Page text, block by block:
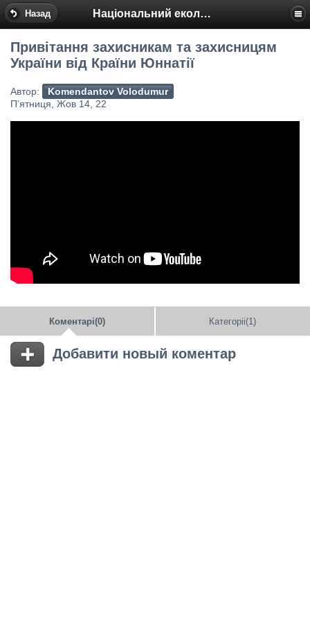
Назад Національний еколого-натуралістичний центр
Привітання захисникам та захисницям
України від Країни Юннатії
Автор:
Komendantov Volodumur
П’ятниця, Жов 14, 22
Коментарі(0) Категоріі(1)
Добавити новый коментар